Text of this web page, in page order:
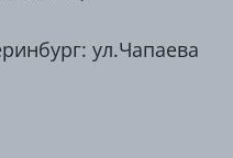
ул.Чапаева